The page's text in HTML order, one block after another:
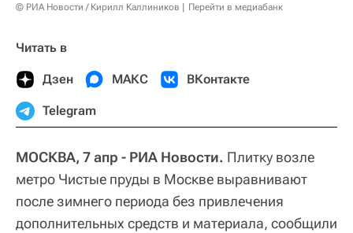
© РИА Новости / Кирилл Каллиников Перейти в медиабанк
Читать в
Дзен МАКС ВКонтакте
Telegram
МОСКВА, 7 апр - РИА Новости. Плитку возле
метро Чистые пруды в Москве выравнивают
после зимнего периода без привлечения
дополнительных средств и материала, сообщили